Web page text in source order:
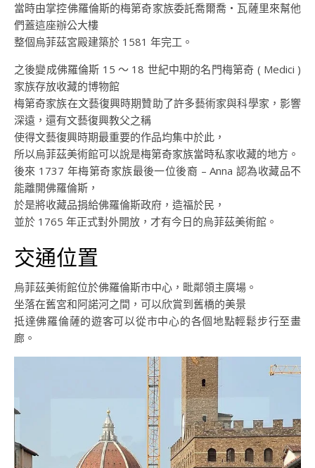
當時由掌控佛羅倫斯的梅第奇家族委託喬爾喬・瓦薩里來幫他
們蓋這座辦公大樓
整個烏菲茲宮殿建築於 1581 年完工。
之後變成佛羅倫斯 15 ～ 18 世紀中期的名門梅第奇 ( Medici )
家族存放收藏的博物館
梅第奇家族在文藝復興時期贊助了許多藝術家與科學家，影響
深遠，還有文藝復興教父之稱
使得文藝復興時期最重要的作品均集中於此，
所以烏菲茲美術館可以說是梅第奇家族當時私家收藏的地方。
後來 1737 年梅第奇家族最後一位後裔 – Anna 認為收藏品不
能離開佛羅倫斯，
於是將收藏品捐給佛羅倫斯政府，造福於民，
並於 1765 年正式對外開放，才有今日的烏菲茲美術館。
交通位置
烏菲茲美術館位於佛羅倫斯市中心，毗鄰領主廣場。
坐落在舊宮和阿諾河之間，可以欣賞到舊橋的美景
抵達佛羅倫薩的遊客可以從市中心的各個地點輕鬆步行至畫
廊。